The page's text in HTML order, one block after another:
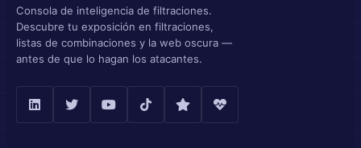
Consola de inteligencia de filtraciones.
Descubre tu exposición en filtraciones,
listas de combinaciones y la web oscura —
antes de que lo hagan los atacantes.